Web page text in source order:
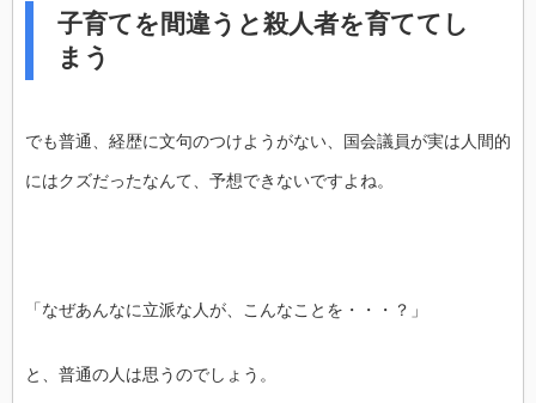
子育てを間違うと殺人者を育ててし
まう
でも普通、経歴に文句のつけようがない、国会議員が実は人間的
にはクズだったなんて、予想できないですよね。
「なぜあんなに立派な人が、こんなことを・・・？」
と、普通の人は思うのでしょう。